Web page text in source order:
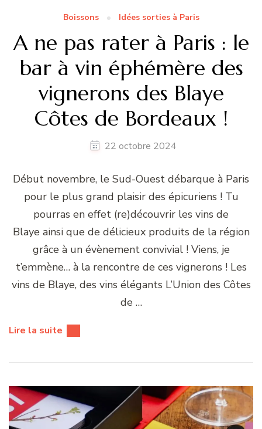
Boissons Idées sorties à Paris
A ne pas rater à Paris : le
bar à vin éphémère des
vignerons des Blaye
Côtes de Bordeaux !
22 octobre 2024
Début novembre, le Sud-Ouest débarque à Paris
pour le plus grand plaisir des épicuriens ! Tu
pourras en effet (re)découvrir les vins de
Blaye ainsi que de délicieux produits de la région
grâce à un évènement convivial ! Viens, je
t’emmène… à la rencontre de ces vignerons ! Les
vins de Blaye, des vins élégants L’Union des Côtes
de …
Lire la suite